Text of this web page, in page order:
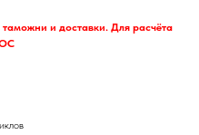
и доставки. Для расчёта